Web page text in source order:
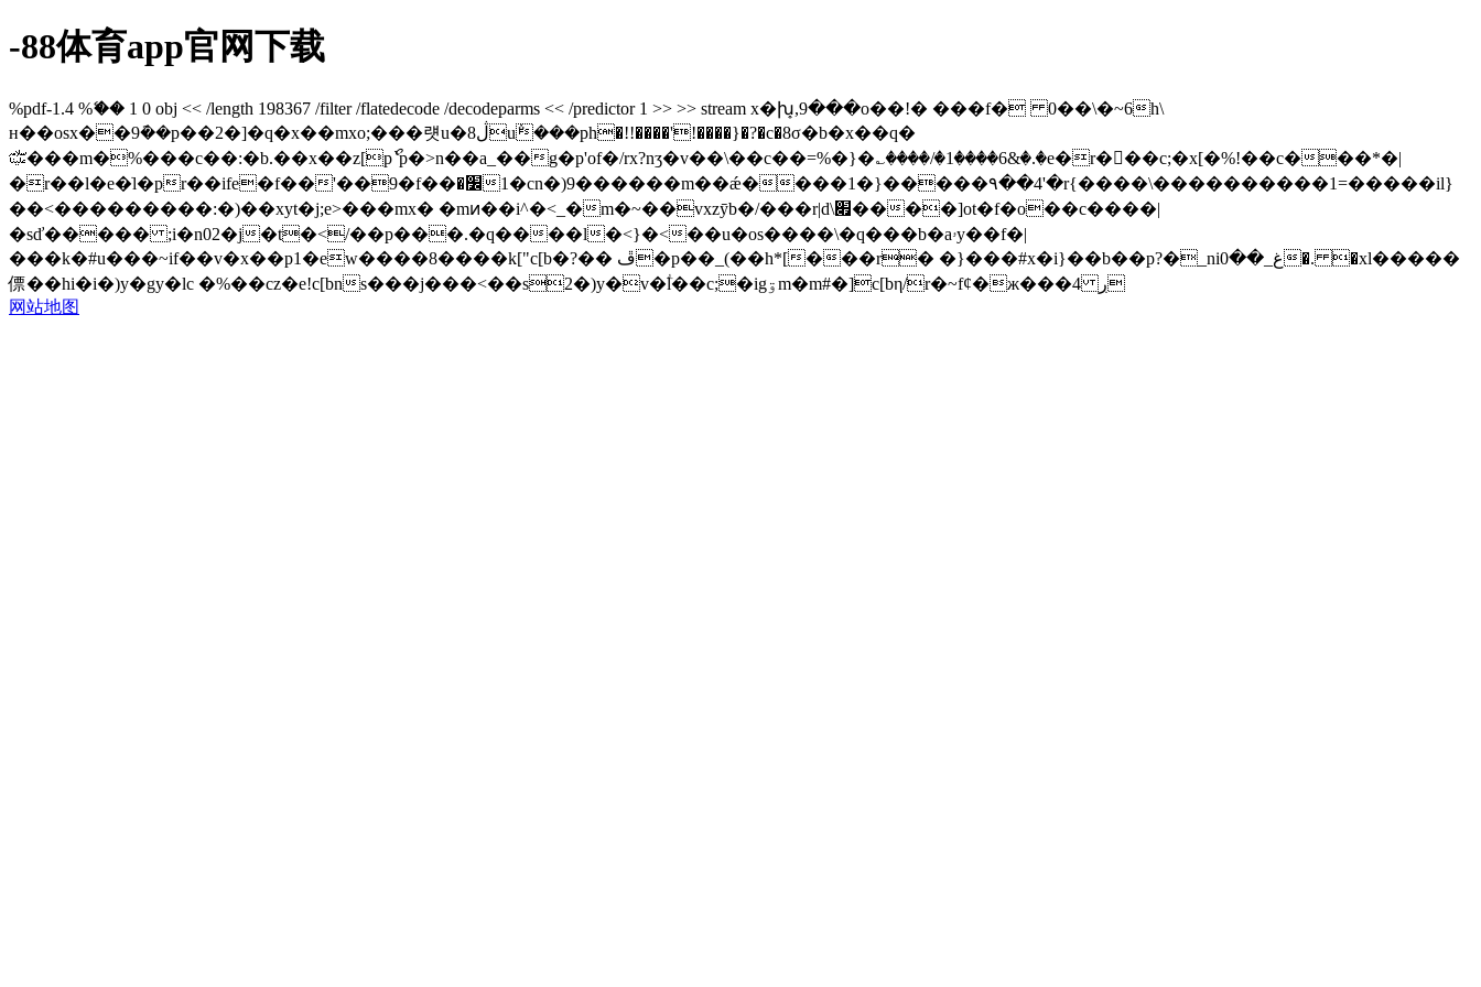
-88体育app官网下载
%pdf-1.4 %ޭ�� 1 0 obj << /length 198367 /filter /flatedecode /decodeparms << /predictor 1 >> >> stream x�խ͎,9���o��!� ���f� 0��\�~6h\
н��osx��9݇��p��2�]�q�x��mxo;���럣u�8ڷu݅���ph�!!����'!����}�?�c�8σ�b�x��q�
﷏���m�%���c��:�b.��x��z[pޯ`p�>n��a_��g�p'of�/rx?nӡ�v��\��c��=%�}�؎����/�1����6&�.�e�r���c;�x[�%!��c���*�|
�r��l�e�ֺl�pr��ife�f��'��9�f��׼��1cn�)9������m��ǽ����1�}�����۹��4'�r{����\����������1=�����il}
��<���������:�)��xyt�j;e>���mx� �mͷ��i^�<_�m�~��vxzӯb�/���r|d\׏����]ot�f�o��c����|
�sď����� ;i�n02�j�t�</��p���.�q����l�<}�<��u�os����\�q���b�aۥy��f�|
���k�#u���~if��v�x��p1�еw����8����k["c[b�?�� ڦ�p��_(��h*[���r� �}���#x�i}��b��p?�_niغ_��0�. �xl�����
僄��hi�i�)y�gy�lc �%��cz�e!c[bns���j���<��s2�)y�v�ؖl��c;�igۊm�m#�]c[bη/r�~fȼ�ж���4 ڔ
网站地图